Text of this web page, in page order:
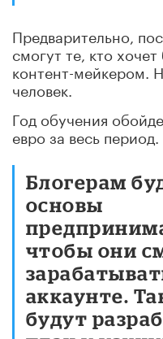
Предварительно,
смогут те, кто
контент-мейкером.
человек.
Год обучения
евро за весь период.
Блогерам
основы
чтобы они
аккаунте.
будут